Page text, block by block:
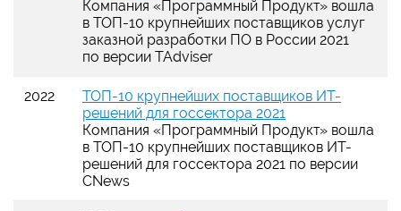
Компания «Программный Продукт» вошла
в ТОП-10 крупнейших поставщиков услуг
заказной разработки ПО в России 2021
по версии TAdviser
2022
ТОП-10 крупнейших поставщиков ИТ-
решений для госсектора 2021
Компания «Программный Продукт» вошла
в ТОП-10 крупнейших поставщиков ИТ-
решений для госсектора 2021 по версии
CNews